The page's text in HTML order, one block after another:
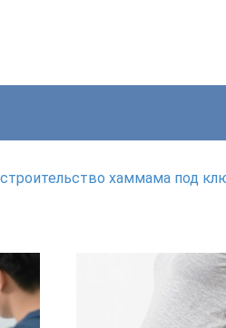
строительство хаммама под